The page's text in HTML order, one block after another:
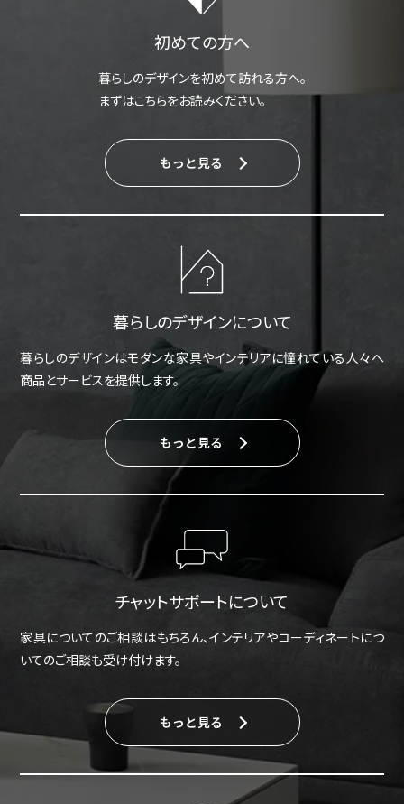
初めての方へ
暮らしのデザインを初めて訪れる方へ。
まずはこちらをお読みください。
もっと見る
暮らしのデザインについて
暮らしのデザインはモダンな家具やインテリアに憧れている人々へ
商品とサービスを提供します。
もっと見る
チャットサポートについて
家具についてのご相談はもちろん、インテリアやコーディネートにつ
いてのご相談も受け付けます。
もっと見る